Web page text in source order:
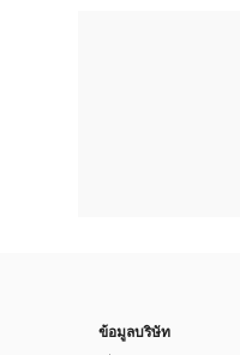
ข้อมูลบริษัท